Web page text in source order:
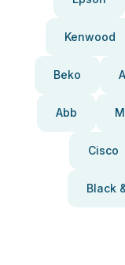
Kenwood
Beko
Abb
Cisco
Black